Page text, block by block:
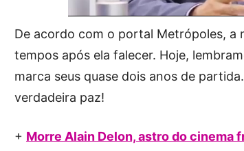
De acordo com o portal Metrópoles,
tempos após ela falecer. Hoje,
marca seus quase dois anos de
verdadeira paz!
+ Morre Alain Delon, astro do cinema